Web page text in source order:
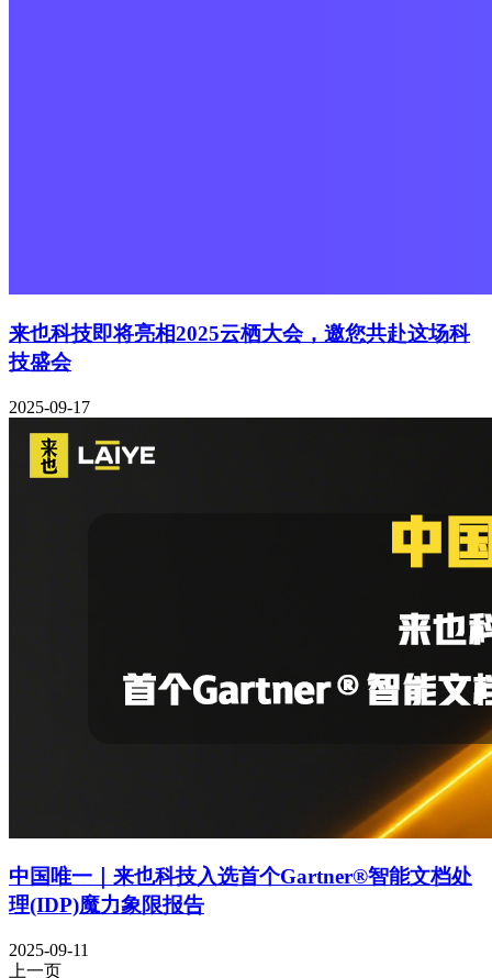
来也科技即将亮相2025云栖大会，邀您共赴这场科
技盛会
2025-09-17
中国唯一｜来也科技入选首个Gartner®智能文档处
理(IDP)魔力象限报告
2025-09-11
上一页